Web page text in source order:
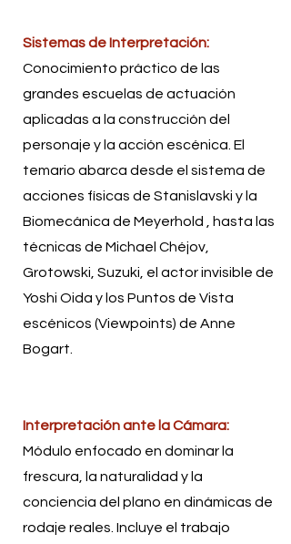
Sistemas de Interpretación:
Conocimiento práctico de las
grandes escuelas de actuación
aplicadas a la construcción del
personaje y la acción escénica. El
temario abarca desde el sistema de
acciones físicas de Stanislavski y la
Biomecánica de Meyerhold , hasta las
técnicas de Michael Chéjov,
Grotowski, Suzuki, el actor invisible de
Yoshi Oida y los Puntos de Vista
escénicos (Viewpoints) de Anne
Bogart.
Interpretación ante la Cámara:
Módulo enfocado en dominar la
frescura, la naturalidad y la
conciencia del plano en dinámicas de
rodaje reales. Incluye el trabajo